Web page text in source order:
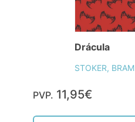
Drácula
STOKER, BRAM
PVP. 11,95€